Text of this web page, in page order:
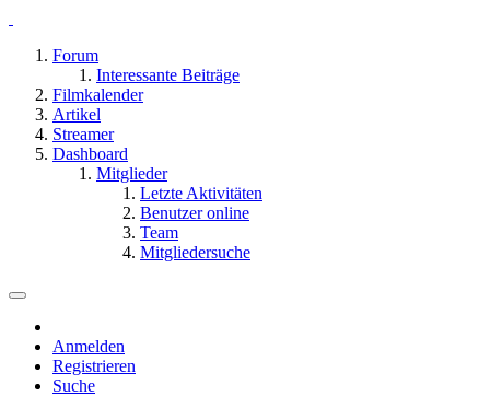
Forum
Interessante Beiträge
Filmkalender
Artikel
Streamer
Dashboard
Mitglieder
Letzte Aktivitäten
Benutzer online
Team
Mitgliedersuche
Anmelden
Registrieren
Suche